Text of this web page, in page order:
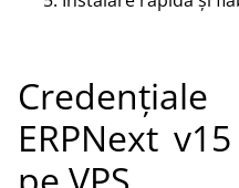
ERPNext